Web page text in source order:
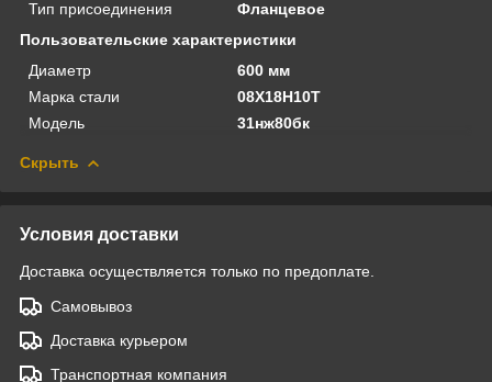
Тип присоединения
Фланцевое
Пользовательские характеристики
Диаметр
600 мм
Марка стали
08Х18Н10Т
Модель
31нж80бк
Скрыть
Условия доставки
Доставка осуществляется только по предоплате.
Самовывоз
Доставка курьером
Транспортная компания